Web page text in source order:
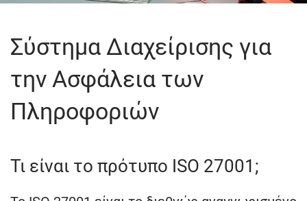
Σύστημα Διαχείρισης για
την Ασφάλεια των
Πληροφοριών
Τι είναι το πρότυπο ISO 27001;